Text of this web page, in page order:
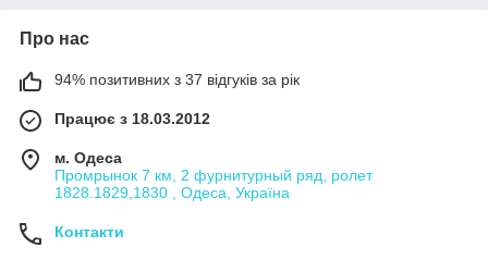
Про нас
94% позитивних з 37 відгуків за рік
Працює з 18.03.2012
м. Одеса
Промрынок 7 км, 2 фурнитурный ряд, ролет
1828.1829,1830 , Одеса, Україна
Контакти